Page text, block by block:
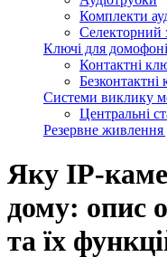
Комплекти
Селекторний
Ключі для
Контактні
Безконтактні
Системи виклику
Центральні
Резервне
Яку IP-
дому: опис
та їх